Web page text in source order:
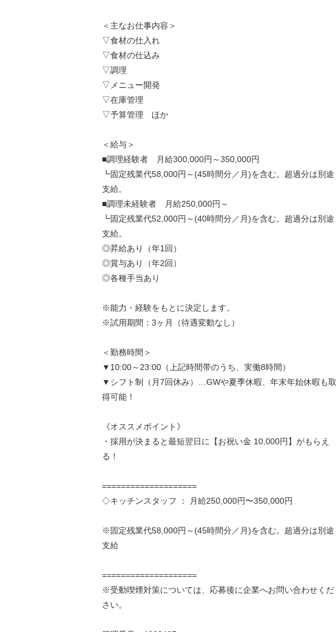
＜主なお仕事内容＞
▽食材の仕入れ
▽食材の仕込み
▽調理
▽メニュー開発
▽在庫管理
▽予算管理 ほか
＜給与＞
■調理経験者 月給300,000円～350,000円
┗固定残業代58,000円～(45時間分／月)を含む。超過分は別途
支給。
■調理未経験者 月給250,000円～
┗固定残業代52,000円～(40時間分／月)を含む。超過分は別途
支給。
◎昇給あり（年1回）
◎賞与あり（年2回）
◎各種手当あり
※能力・経験をもとに決定します。
※試用期間：3ヶ月（待遇変動なし）
＜勤務時間＞
▼10:00～23:00（上記時間帯のうち、実働8時間）
▼シフト制（月7回休み）…GWや夏季休暇、年末年始休暇も取
得可能！
《オススメポイント》
・採用が決まると最短翌日に【お祝い金 10,000円】がもらえ
る！
====================
◇キッチンスタッフ ： 月給250,000円〜350,000円
※固定残業代58,000円～(45時間分／月)を含む。超過分は別途
支給
====================
※受動喫煙対策については、応募後に企業へお問い合わせくだ
さい。